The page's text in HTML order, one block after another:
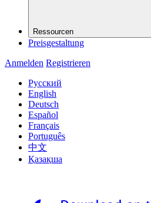
Ressourcen
Preisgestaltung
Anmelden Registrieren
Русский
English
Deutsch
Español
Français
Português
中文
Қазақша